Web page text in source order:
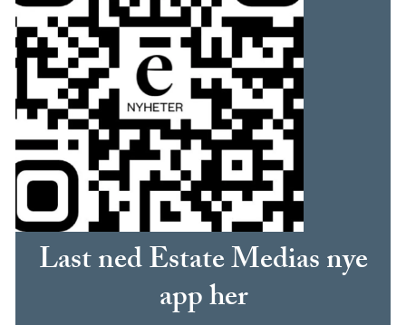
Last ned Estate Medias nye
app her